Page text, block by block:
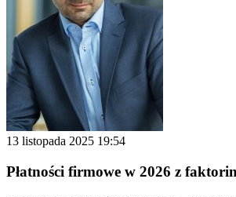
13 listopada 2025 19:54
Płatności firmowe w 2026 z